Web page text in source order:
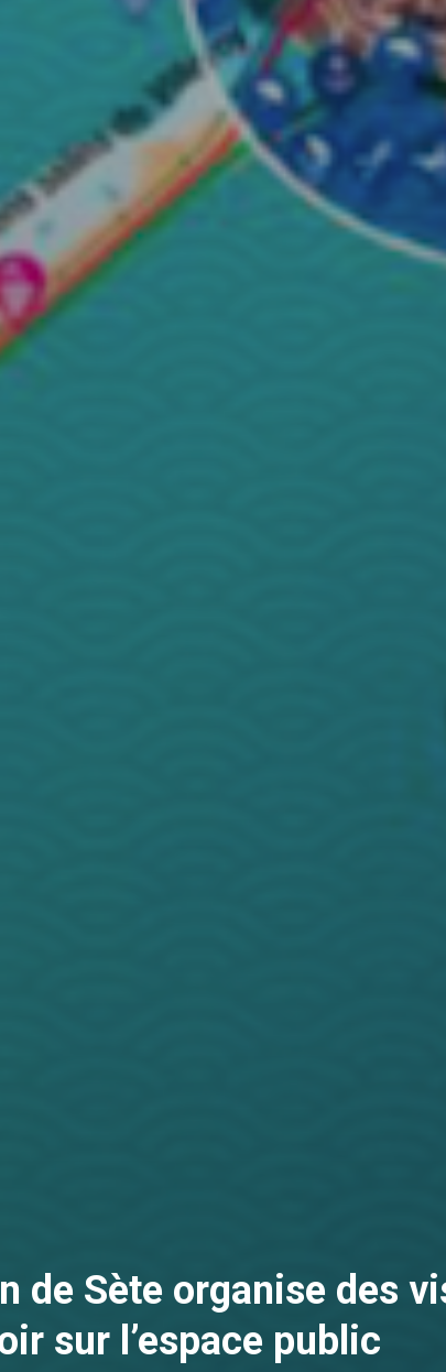
de Sète organise des
sur l’espace public